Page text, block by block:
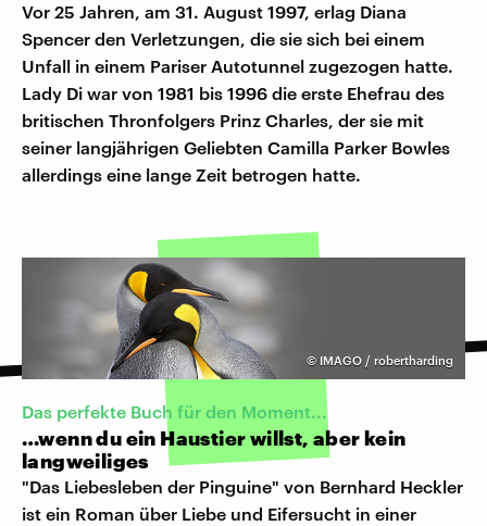
Vor 25 Jahren, am 31. August 1997, erlag Diana
Spencer den Verletzungen, die sie sich bei einem
Unfall in einem Pariser Autotunnel zugezogen hatte.
Lady Di war von 1981 bis 1996 die erste Ehefrau des
britischen Thronfolgers Prinz Charles, der sie mit
seiner langjährigen Geliebten Camilla Parker Bowles
allerdings eine lange Zeit betrogen hatte.
© IMAGO / robertharding
Das perfekte Buch für den Moment...
…wenn du ein Haustier willst, aber kein
langweiliges
"Das Liebesleben der Pinguine" von Bernhard Heckler
ist ein Roman über Liebe und Eifersucht in einer